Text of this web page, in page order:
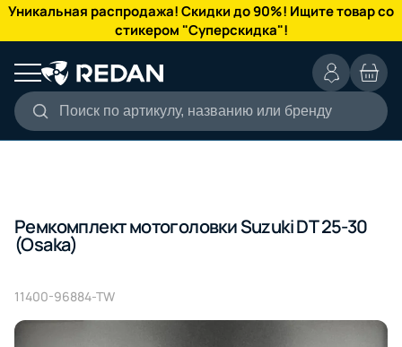
Уникальная распродажа! Скидки до 90%! Ищите товар со
стикером "Суперскидка"!
Поиск по артикулу, названию или бренду
КАТАЛОГ
Ремкомплект мотоголовки Suzuki DT 25-30
(Osaka)
11400-96884-TW